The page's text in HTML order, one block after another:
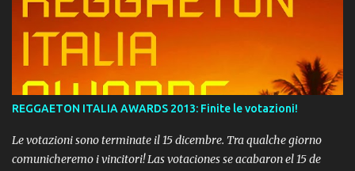
REGGAETON ITALIA AWARDS 2013: Finite le votazioni!
Le votazioni sono terminate il 15 dicembre. Tra qualche giorno
comunicheremo i vincitori! Las votaciones se acabaron el 15 de